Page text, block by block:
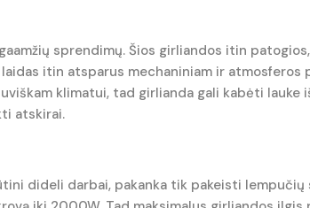
sprendimų. Šios girliandos itin
itin atsparus mechaniniam ir atmosferos
klimatui, tad girlianda gali kabėti
atskirai.
dideli darbai, pakanka tik pakeisti lempučių